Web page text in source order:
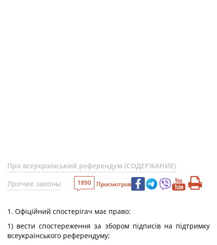
Про всеукраїнський референдум (СОДЕРЖАНИЕ)
Прочие законы
1890 Просмотров
1. Офіційний спостерігач має право:
1) вести спостереження за збором підписів на підтримку
всеукраїнського референдуму;